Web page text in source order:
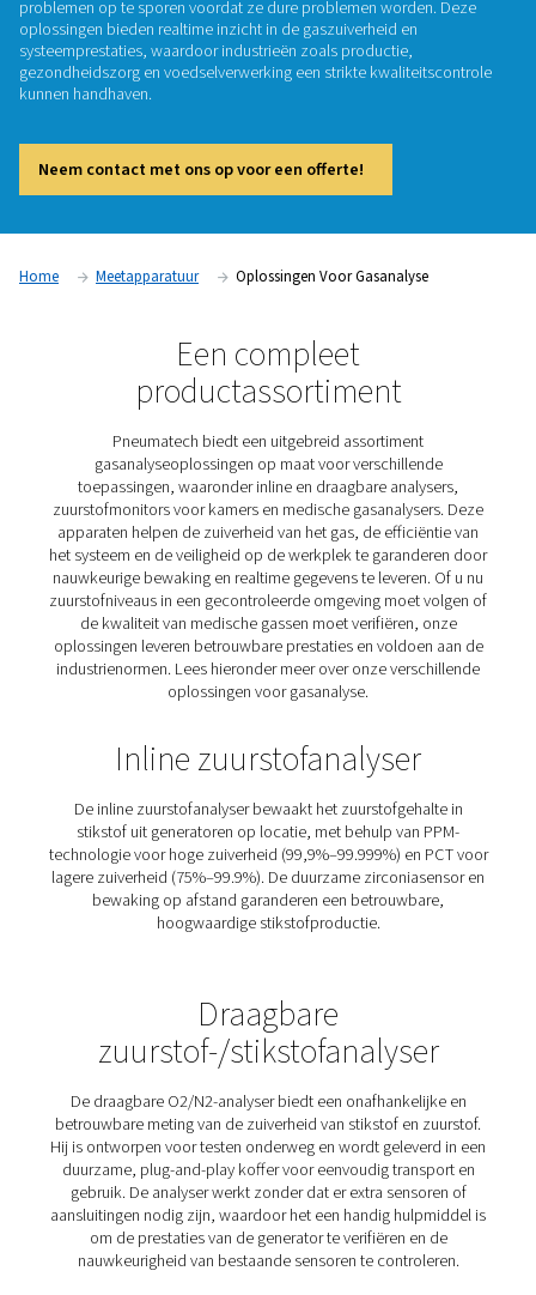
gasanalyse
stikstofopwekkingssysteem is essentieel om de efficiëntie,
productkwaliteit en veiligheid te handhaven. Oplossingen
gasanalyse stellen bedrijven in staat om de output te
oplossingen bieden realtime inzicht in de gaszuiverheid en
kunnen handhaven.
Neem contact met ons op voor een offerte!
Home Meetapparatuur Oplossingen Voor Gasanalyse
Een compleet
gasanalyseoplossingen op maat voor
toepassingen, waaronder inline en draagbare
zuurstofmonitors voor kamers en medische
apparaten helpen de zuiverheid van het gas, de
het systeem en de veiligheid op de werkplek te
de kwaliteit van medische gassen moet verifiëren,
oplossingen leveren betrouwbare prestaties en
industrienormen. Lees hieronder meer over onze
oplossingen voor gasanalyse.
Inline zuurstofanalyser
De inline zuurstofanalyser bewaakt het
stikstof uit generatoren op locatie, met behulp van